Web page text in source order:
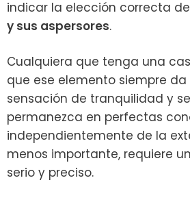
indicar la elección correcta
y sus aspersores.
Cualquiera que tenga una
que ese elemento siempre
sensación de tranquilidad y
permanezca en perfectas
independientemente de la
menos importante, requiere
serio y preciso.